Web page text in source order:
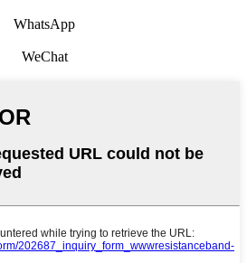
WhatsApp
WeChat